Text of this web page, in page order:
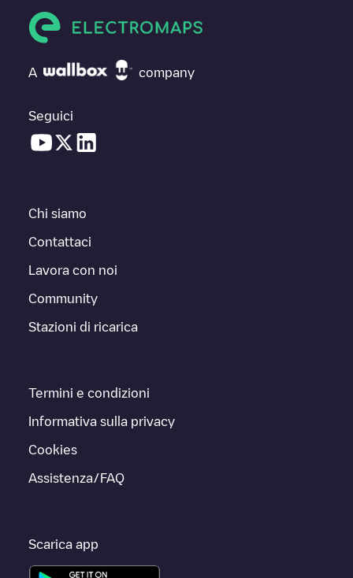
A company
Seguici
Chi siamo
Contattaci
Lavora con noi
Community
Stazioni di ricarica
Termini e condizioni
Informativa sulla privacy
Cookies
Assistenza/FAQ
Scarica app